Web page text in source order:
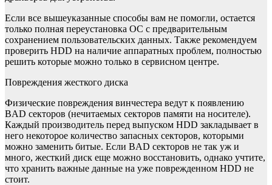
Если все вышеуказанные способы вам не помогли, остается
только полная переустановка ОС с предварительным
сохранением пользовательских данных. Также рекомендуем
проверить HDD на наличие аппаратных проблем, полностью
решить которые можно только в сервисном центре.
Повреждения жесткого диска
Физические повреждения винчестера ведут к появлению
BAD секторов (нечитаемых секторов памяти на носителе).
Каждый производитель перед выпуском HDD закладывает в
него некоторое количество запасных секторов, которыми
можно заменить битые. Если BAD секторов не так уж и
много, жесткий диск еще можно восстановить, однако учтите,
что хранить важные данные на уже поврежденном HDD не
стоит.